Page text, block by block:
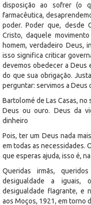
disposição ao sofrer (o
farmacêutica,
poder. Poder que, desde
Cristo, daquele
homem, verdadeiro Deus,
isso significa criticar
devemos obedecer a Deus
do que sua obrigação.
perguntar: servimos a Deus
Bartolomé de Las Casas,
Deus ou ouro. Deus da
dinheiro
Pois, ter um Deus nada
em todas as necessidades.
que esperas ajuda, isso é,
Queridas irmãs,
desigualdade a iguais,
desigualdade flagrante, e
aos Moços, 1921, em torno